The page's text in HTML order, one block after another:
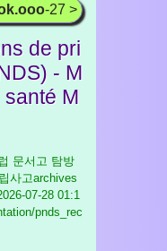
-27 >
de pri
- M
M
문서고 탐방
사고archives
07-28 01:1
pnds_rec